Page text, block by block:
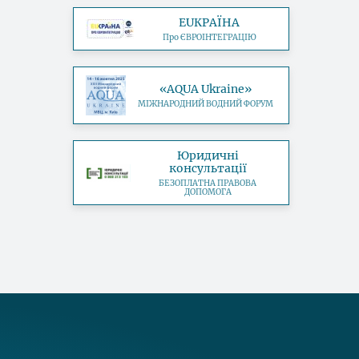
EUКРАЇНА
Про ЄВРОІНТЕГРАЦІЮ
«AQUA Ukraine»
МІЖНАРОДНИЙ ВОДНИЙ ФОРУМ
Юридичні
консультації
БЕЗОПЛАТНА ПРАВОВА
ДОПОМОГА